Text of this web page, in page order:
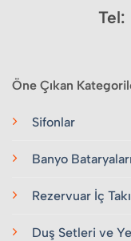
Öne Çıkan
Sifonlar
Banyo Bataryaları
Rezervuar İç
Duş Setleri ve